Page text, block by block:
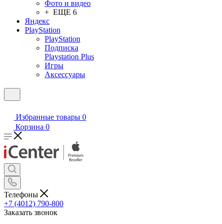
Фото и видео
+ ЕЩЕ 6
Яндекс
PlayStation
PlayStation
Подписка
Playstation Plus
Игры
Аксессуары
Избранные товары 0
Корзина 0
Телефоны
+7 (4012) 790-800
Заказать звонок